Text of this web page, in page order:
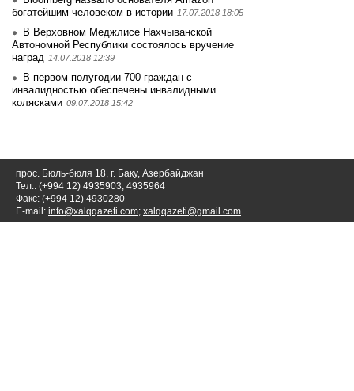
богатейшим человеком в истории 17.07.2018 18:05
В Верховном Меджлисе Нахчыванской
Автономной Республики состоялось вручение
наград 14.07.2018 12:39
В первом полугодии 700 граждан с
инвалидностью обеспечены инвалидными
колясками 09.07.2018 15:42
прос. Бюль-бюля 18, г. Баку, Азербайджан
Тел.: (+994 12) 4935903; 4935964
Факс: (+994 12) 4930280
E-mail: info@xalqqazeti.com; xalqqazeti@gmail.com